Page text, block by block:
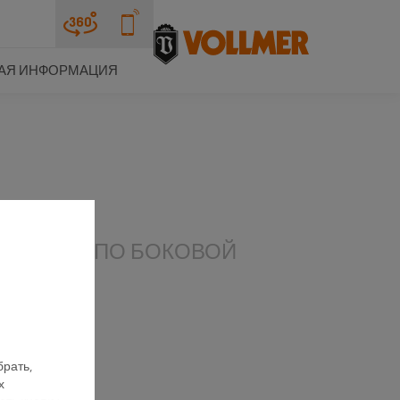
ИНФОРМАЦИЯ
ПО БОКОВОЙ